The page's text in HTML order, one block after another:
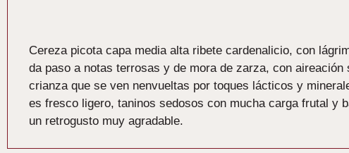
Cereza picota capa media alta ribete cardenalicio, con
da paso a notas terrosas y de mora de zarza, con
crianza que se ven nenvueltas por toques lácticos y
es fresco ligero, taninos sedosos con mucha carga frutal y
un retrogusto muy agradable.